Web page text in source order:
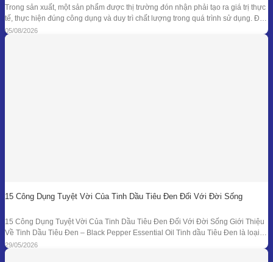
Trong sản xuất, một sản phẩm được thị trường đón nhận phải tạo ra giá trị thực
tế, thực hiện đúng công dụng và duy trì chất lượng trong quá trình sử dụng. Để
đạt được kết quả đó, doanh nghiệp cần kiểm soát đồng bộ từ mục tiêu nghiên
cứu, nguyên liệu, công thức
05/08/2026
15 Công Dụng Tuyệt Vời Của Tinh Dầu Tiêu Đen Đối Với Đời Sống
15 Công Dụng Tuyệt Vời Của Tinh Dầu Tiêu Đen Đối Với Đời Sống Giới Thiệu
Về Tinh Dầu Tiêu Đen – Black Pepper Essential Oil Tinh dầu Tiêu Đen là loại
tinh dầu thiên nhiên được chiết xuất từ quả của cây Tiêu Đen (Piper nigrum)
bằng phương pháp chưng cất hơi nước. Đây là
29/05/2026